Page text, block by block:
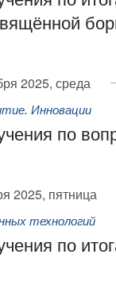
2025, среда
Инновации
по
2025, пятница
технологий
по